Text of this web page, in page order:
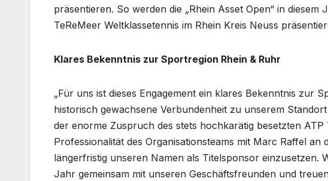
präsentieren. So werden die „Rhein Asset Open“ in
TeReMeer Weltklassetennis im Rhein Kreis Neuss
Klares Bekenntnis zur Sportregion Rhein & Ruhr
„Für uns ist dieses Engagement ein klares Bekenntnis zur
historisch gewachsene Verbundenheit zu unserem
der enorme Zuspruch des stets hochkarätig besetzten
Professionalität des Organisationsteams mit Marc Raffel
längerfristig unseren Namen als Titelsponsor einzusetzen.
Jahr gemeinsam mit unseren Geschäftsfreunden und